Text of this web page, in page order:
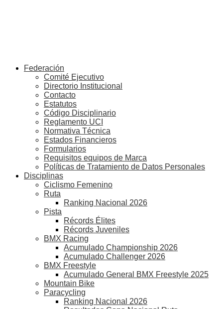
Federación
Comité Ejecutivo
Directorio Institucional
Contacto
Estatutos
Código Disciplinario
Reglamento UCI
Normativa Técnica
Estados Financieros
Formularios
Requisitos equipos de Marca
Políticas de Tratamiento de Datos Personales
Disciplinas
Ciclismo Femenino
Ruta
Ranking Nacional 2026
Pista
Récords Élites
Récords Juveniles
BMX Racing
Acumulado Championship 2026
Acumulado Challenger 2026
BMX Freestyle
Acumulado General BMX Freestyle 2025
Mountain Bike
Paracycling
Ranking Nacional 2026